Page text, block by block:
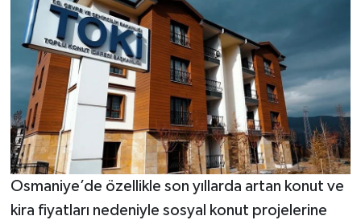
Osmaniye’de özellikle son yıllarda artan konut ve
kira fiyatları nedeniyle sosyal konut projelerine